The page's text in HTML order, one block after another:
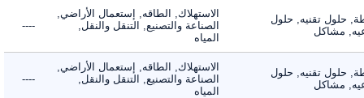
حلول تقنيه, حلول
مشاكل
الاستهلاك, الطاقه, إستعمال الأراضي,
الصناعة والتصنيع, التنقل والنقل,
المياه
----
حلول تقنيه, حلول
مشاكل
الاستهلاك, الطاقه, إستعمال الأراضي,
الصناعة والتصنيع, التنقل والنقل,
المياه
----